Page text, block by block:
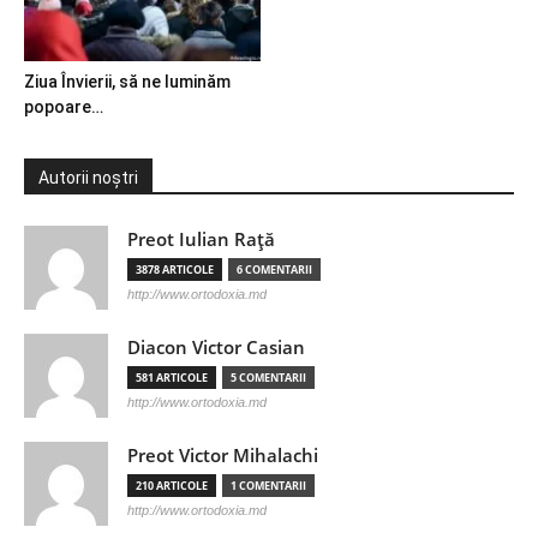
Ziua Învierii, să ne luminăm
popoare…
Autorii noștri
Preot Iulian Raţă
3878 ARTICOLE 6 COMENTARII
http://www.ortodoxia.md
Diacon Victor Casian
581 ARTICOLE 5 COMENTARII
http://www.ortodoxia.md
Preot Victor Mihalachi
210 ARTICOLE 1 COMENTARII
http://www.ortodoxia.md